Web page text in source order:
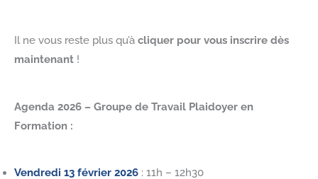
Il ne vous reste plus qu’à cliquer pour vous inscrire dès
maintenant !
Agenda 2026 – Groupe de Travail Plaidoyer en
Formation :
Vendredi 13 février 2026 : 11h – 12h30